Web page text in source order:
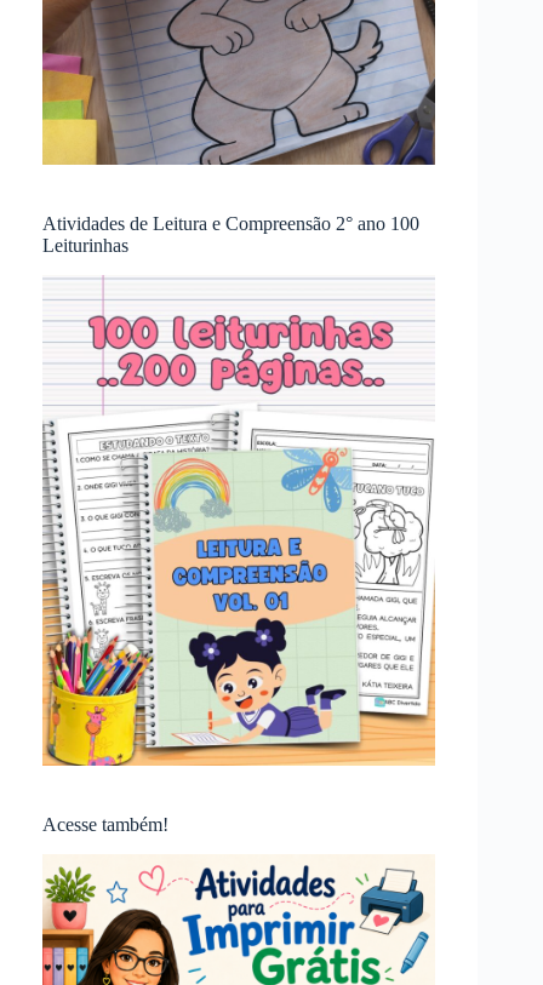
Atividades de Leitura e Compreensão 2° ano 100
Leiturinhas
Acesse também!